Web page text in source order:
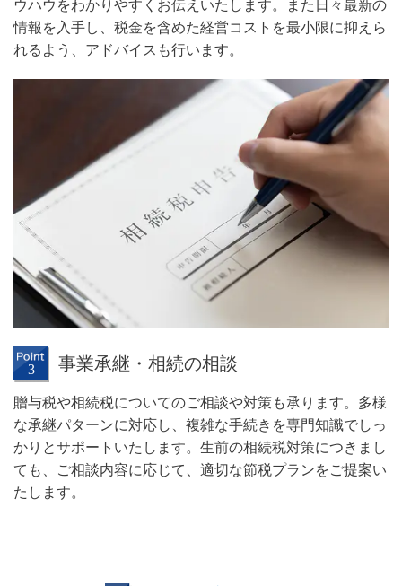
ウハウをわかりやすくお伝えいたします。また日々最新の
情報を入手し、税金を含めた経営コストを最小限に抑えら
れるよう、アドバイスも行います。
事業承継・相続の相談
贈与税や相続税についてのご相談や対策も承ります。多様
な承継パターンに対応し、複雑な手続きを専門知識でしっ
かりとサポートいたします。生前の相続税対策につきまし
ても、ご相談内容に応じて、適切な節税プランをご提案い
たします。